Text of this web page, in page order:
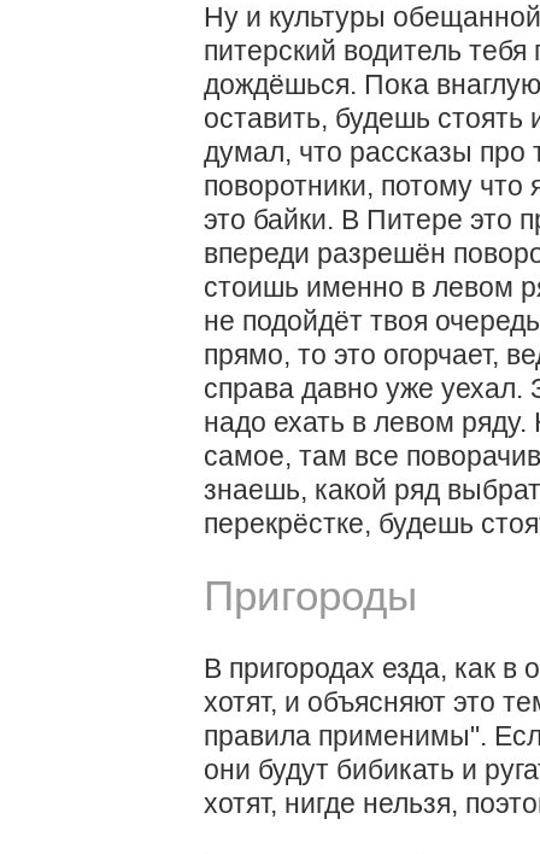
Ну и культуры
питерский водитель
дождёшься. Пока
оставить, будешь
думал, что рассказы про
поворотники, потому
это байки. В Питере это
впереди разрешён
стоишь именно в левом
не подойдёт твоя
прямо, то это огорчает,
справа давно уже уехал.
надо ехать в левом
самое, там все
знаешь, какой ряд
перекрёстке, будешь
Пригороды
В пригородах езда, как в
хотят, и объясняют это
правила применимы".
они будут бибикать и
хотят, нигде нельзя,